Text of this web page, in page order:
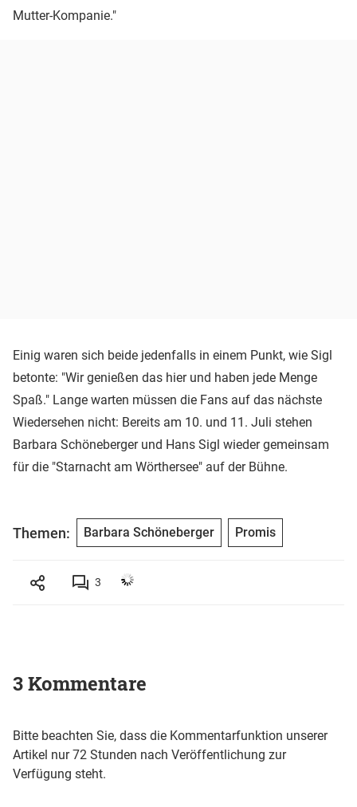
Mutter-Kompanie."
Einig waren sich beide jedenfalls in einem Punkt, wie Sigl
betonte: "Wir genießen das hier und haben jede Menge
Spaß." Lange warten müssen die Fans auf das nächste
Wiedersehen nicht: Bereits am 10. und 11. Juli stehen
Barbara Schöneberger und Hans Sigl wieder gemeinsam
für die "Starnacht am Wörthersee" auf der Bühne.
Themen: Barbara Schöneberger Promis
3
3 Kommentare
Bitte beachten Sie, dass die Kommentarfunktion unserer
Artikel nur 72 Stunden nach Veröffentlichung zur
Verfügung steht.